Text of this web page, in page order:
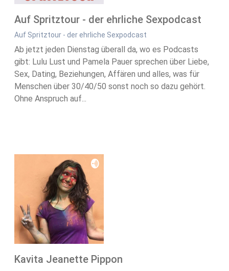
Auf Spritztour - der ehrliche Sexpodcast
Auf Spritztour - der ehrliche Sexpodcast
Ab jetzt jeden Dienstag überall da, wo es Podcasts
gibt: Lulu Lust und Pamela Pauer sprechen über Liebe,
Sex, Dating, Beziehungen, Affären und alles, was für
Menschen über 30/40/50 sonst noch so dazu gehört.
Ohne Anspruch auf...
Kavita Jeanette Pippon